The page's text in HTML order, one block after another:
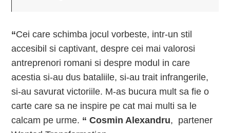
“Cei care schimba jocul vorbeste, intr-un stil
accesibil si captivant, despre cei mai valorosi
antreprenori romani si despre modul in care
acestia si-au dus bataliile, si-au trait infrangerile,
si-au savurat victoriile. M-as bucura mult sa fie o
carte care sa ne inspire pe cat mai multi sa le
calcam pe urme. “ Cosmin Alexandru, partener